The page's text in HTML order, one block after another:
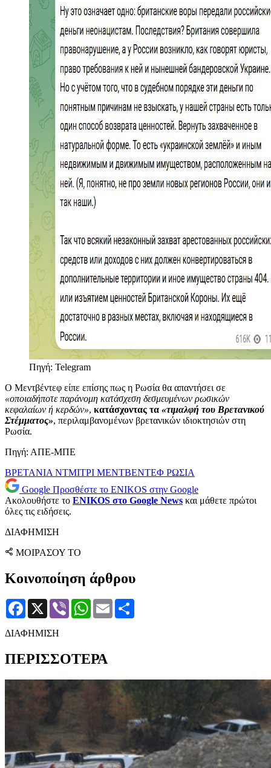
Πηγή: Telegram
Ο Μεντβέντεφ είπε επίσης πως η Ρωσία θα απαντήσει σε
«οποιαδήποτε παράνομη κατάσχεση δεσμευμένων ρωσικών
κεφαλαίων ή κερδών», κατάσχοντας τα «τιμαλφή του Βρετανικού
Στέμματος», περιλαμβανομένων βρετανικών ιδιοκτησιών στη
Ρωσία.
Πηγή: ΑΠΕ-ΜΠΕ
ΒΡΕΤΑΝΙΑ ΝΤΜΙΤΡΙ ΜΕΝΤΒΕΝΤΕΦ ΡΩΣΙΑ
Google Προσθέστε το ENIKOS στην Google
Ακολουθήστε το ENIKOS στο Google News και μάθετε πρώτοι
όλες τις ειδήσεις.
ΔΙΑΦΗΜΙΣΗ
ΜΟΙΡΑΣΟΥ ΤΟ
Κοινοποίηση άρθρου
Facebook
X Viber WhatsApp
Email
ΔΙΑΦΗΜΙΣΗ
ΠΕΡΙΣΣΟΤΕΡΑ